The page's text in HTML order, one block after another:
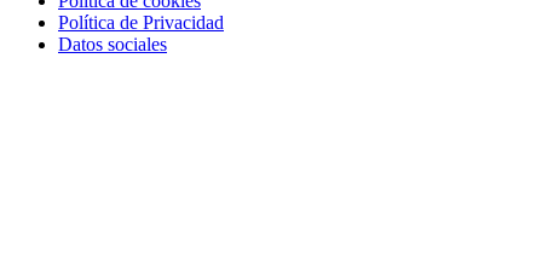
Política de Privacidad
Datos sociales